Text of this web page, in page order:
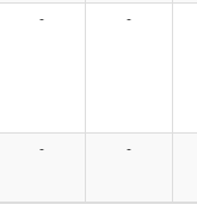
- -
- -